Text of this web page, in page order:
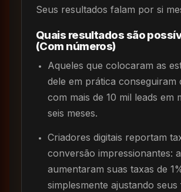
Seus resultados falam por si
Quais resultados são
(Com números)
Aqueles que colocaram as
dele em prática conseguiram
com mais de 10 mil leads em
seis meses.
Criadores digitais reportam
conversão impressionantes:
aumentaram suas taxas de
simplesmente ajustando seus